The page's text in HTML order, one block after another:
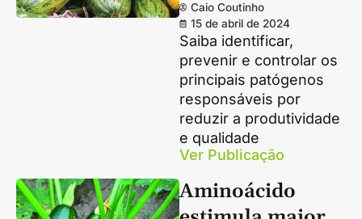
Caio Coutinho
15 de abril de 2024
Saiba identificar,
prevenir e controlar os
principais patógenos
responsáveis por
reduzir a produtividade
e qualidade
Ver Publicação
Aminoácido